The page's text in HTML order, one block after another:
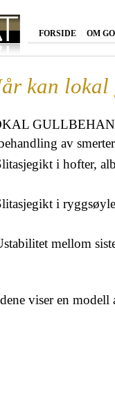
FORSIDE OM
kan lokal
av
i hofter,
i
mellom
viser en modell